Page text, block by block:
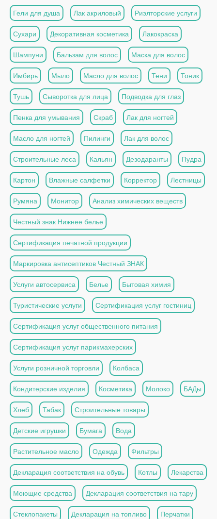
Гели для душа Лак акриловый Риэлторские услуги
Сухари Декоративная косметика Лакокраска
Шампуни Бальзам для волос Маска для волос
Имбирь Мыло Масло для волос Тени Тоник
Тушь Сыворотка для лица Подводка для глаз
Пенка для умывания Скраб Лак для ногтей
Масло для ногтей Пилинги Лак для волос
Строительные леса Кальян Дезодаранты Пудра
Картон Влажные салфетки Корректор Лестницы
Румяна Монитор Анализ химических веществ
Честный знак Нижнее белье
Сертификация печатной продукции
Маркировка антисептиков Честный ЗНАК
Услуги автосервиса Белье Бытовая химия
Туристические услуги Сертификация услуг гостиниц
Сертификация услуг общественного питания
Сертификация услуг парикмахерских
Услуги розничной торговли Колбаса
Кондитерские изделия Косметика Молоко БАДы
Хлеб Табак Строительные товары
Детские игрушки Бумага Вода
Растительное масло Одежда Фильтры
Декларация соответствия на обувь Котлы Лекарства
Моющие средства Декларация соответствия на тару
Стеклопакеты Декларация на топливо Перчатки